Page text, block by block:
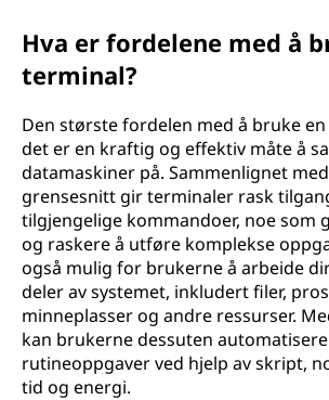
Hva er fordelene med å
terminal?
Den største fordelen med å bruke
det er en kraftig og effektiv måte å
datamaskiner på. Sammenlignet
grensesnitt gir terminaler rask
tilgjengelige kommandoer, noe som
og raskere å utføre komplekse
også mulig for brukerne å arbeide
deler av systemet, inkludert filer,
minneplasser og andre ressurser.
kan brukerne dessuten automatisere
rutineoppgaver ved hjelp av skript,
tid og energi.